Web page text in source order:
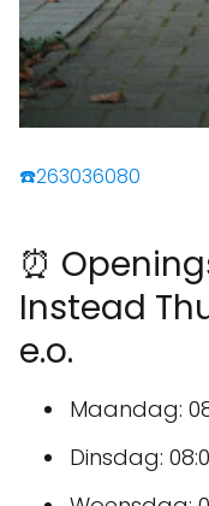
☎️263036080
⏰
Instead
e.o.
Maandag:
Dinsdag: